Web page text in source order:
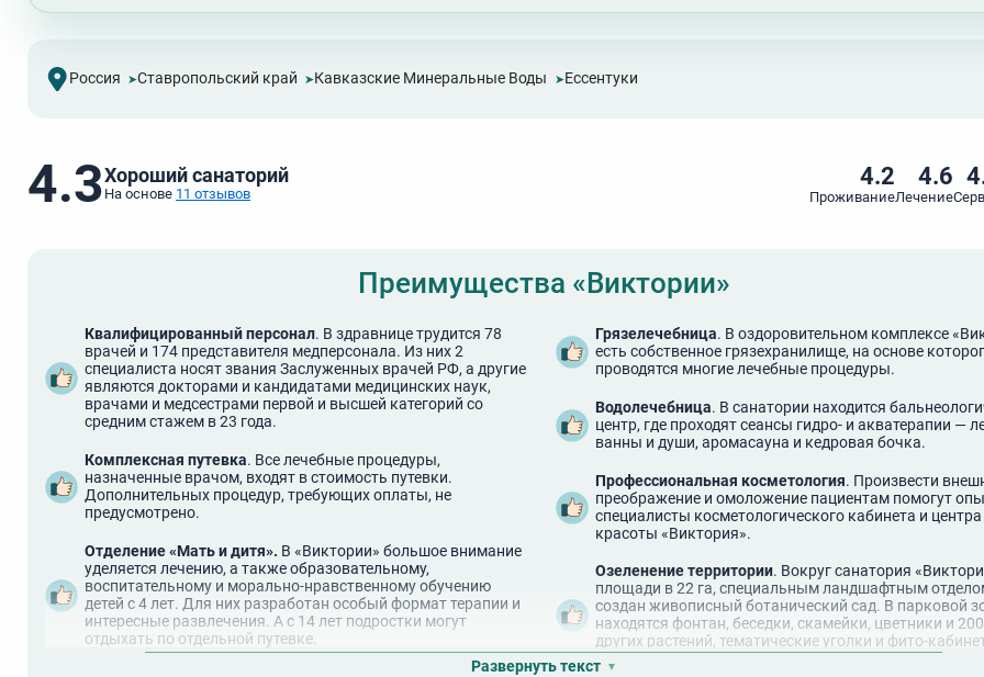
Россия Ставропольский край Кавказские Минеральные Воды Ессентуки
4.3Хороший санаторий
На основе 11 отзывов
4.2
Проживание
4.6
Лечение
Преимущества «Виктории»
Квалифицированный персонал. В здравнице трудится 78
врачей и 174 представителя медперсонала. Из них 2
специалиста носят звания Заслуженных врачей РФ, а другие
являются докторами и кандидатами медицинских наук,
врачами и медсестрами первой и высшей категорий со
средним стажем в 23 года.
Комплексная путевка. Все лечебные процедуры,
назначенные врачом, входят в стоимость путевки.
Дополнительных процедур, требующих оплаты, не
предусмотрено.
Отделение «Мать и дитя». В «Виктории» большое внимание
уделяется лечению, а также образовательному,
воспитательному и морально-нравственному обучению
детей с 4 лет. Для них разработан особый формат терапии и
интересные развлечения. А с 14 лет подростки могут
отдыхать по отдельной путевке.
Грязелечебница. В оздоровительном комплексе
есть собственное грязехранилище, на основе
проводятся многие лечебные процедуры.
Водолечебница. В санатории находится
центр, где проходят сеансы гидро- и акватерапии —
ванны и души, аромасауна и кедровая бочка.
Профессиональная косметология. Произвести
преображение и омоложение пациентам помогут
специалисты косметологического кабинета и центра
красоты «Виктория».
Озеленение территории. Вокруг санатория
площади в 22 га, специальным ландшафтным
создан живописный ботанический сад. В парковой
находятся фонтан, беседки, скамейки, цветники и
других растений, тематические уголки и фито-
открытым небом.
Развернуть текст